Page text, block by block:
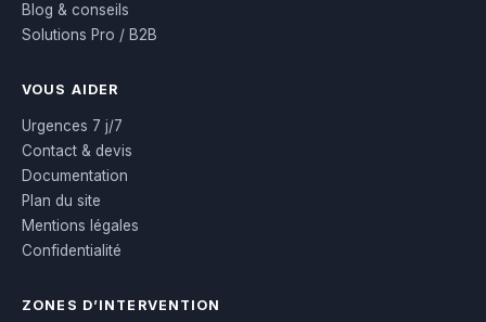
Blog & conseils
Solutions Pro / B2B
VOUS AIDER
Urgences 7 j/7
Contact & devis
Documentation
Plan du site
Mentions légales
Confidentialité
ZONES D’INTERVENTION